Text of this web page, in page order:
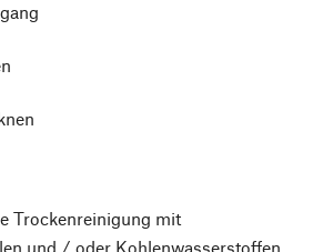
Trockenreinigung mit
und / oder Kohlenwasserstoffen,